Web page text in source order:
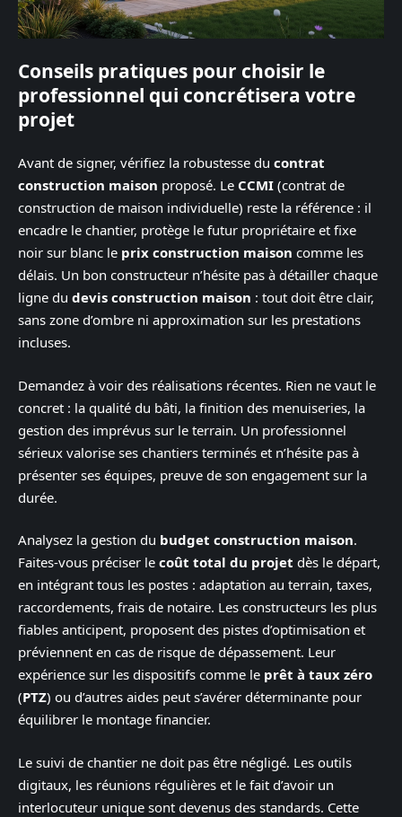
Conseils pratiques pour choisir le
professionnel qui concrétisera votre
projet
Avant de signer, vérifiez la robustesse du contrat
construction maison proposé. Le CCMI (contrat de
construction de maison individuelle) reste la référence : il
encadre le chantier, protège le futur propriétaire et fixe
noir sur blanc le prix construction maison comme les
délais. Un bon constructeur n’hésite pas à détailler chaque
ligne du devis construction maison : tout doit être clair,
sans zone d’ombre ni approximation sur les prestations
incluses.
Demandez à voir des réalisations récentes. Rien ne vaut le
concret : la qualité du bâti, la finition des menuiseries, la
gestion des imprévus sur le terrain. Un professionnel
sérieux valorise ses chantiers terminés et n’hésite pas à
présenter ses équipes, preuve de son engagement sur la
durée.
Analysez la gestion du budget construction maison.
Faites-vous préciser le coût total du projet dès le départ,
en intégrant tous les postes : adaptation au terrain, taxes,
raccordements, frais de notaire. Les constructeurs les plus
fiables anticipent, proposent des pistes d’optimisation et
préviennent en cas de risque de dépassement. Leur
expérience sur les dispositifs comme le prêt à taux zéro
(PTZ) ou d’autres aides peut s’avérer déterminante pour
équilibrer le montage financier.
Le suivi de chantier ne doit pas être négligé. Les outils
digitaux, les réunions régulières et le fait d’avoir un
interlocuteur unique sont devenus des standards. Cette